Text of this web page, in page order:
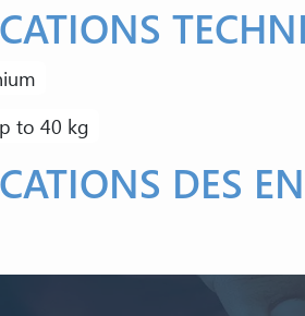
up to 40 kg
DES